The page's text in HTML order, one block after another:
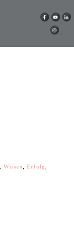
Wissen Erfolg